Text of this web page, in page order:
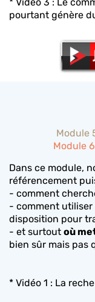
pourtant génère
Module
Module
Dans ce module,
référencement
- comment
- comment utiliser
disposition pour
- et surtout où
bien sûr mais pas
* Vidéo 1 : La